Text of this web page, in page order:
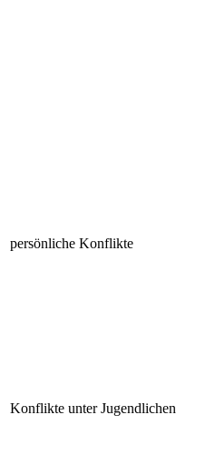
persönliche Konflikte
Konflikte unter Jugendlichen